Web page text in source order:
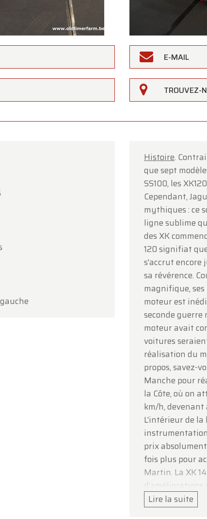
E-MAIL
TROUVEZ-
Histoire.
que sept
SS100, les
Cependant,
mythiques : ce
ligne sublime
des XK
120 signifiat
s'accrut encore
sa révérence.
magnifique,
moteur est
seconde guerre
moteur avait
voitures
réalisation du
propos, savez-
Manche pour
la Côte, où on
km/h, devenant
L'intérieur de la
prix
fois plus pour
Martin. La XK
d'améliorations
beaucoup plus
sportive pure et
Lire la suite
fermé le samedi 15 aoûtà l'occasion
ouvert normalement du lundi 10
, selon les horaires habituels.
17 août
ouverts uniquement sur
de votre compréhension et au plaisir de vous